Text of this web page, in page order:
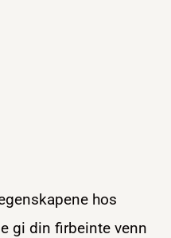
hos
gi din firbeinte venn